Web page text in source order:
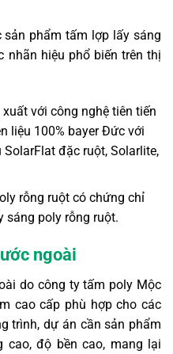
sản phẩm tấm lợp lấy sáng
nhãn hiệu phổ biến trên thị
xuất với công nghệ tiên tiến
liệu 100% bayer Đức với
đặc ruột, Solarlite,
rỗng ruột có chứng chỉ
sáng poly rỗng ruột.
ngoài
do công ty tấm poly Mộc
cao cấp phù hợp cho các
trình, dự án cần sản phẩm
độ bền cao, mang lại